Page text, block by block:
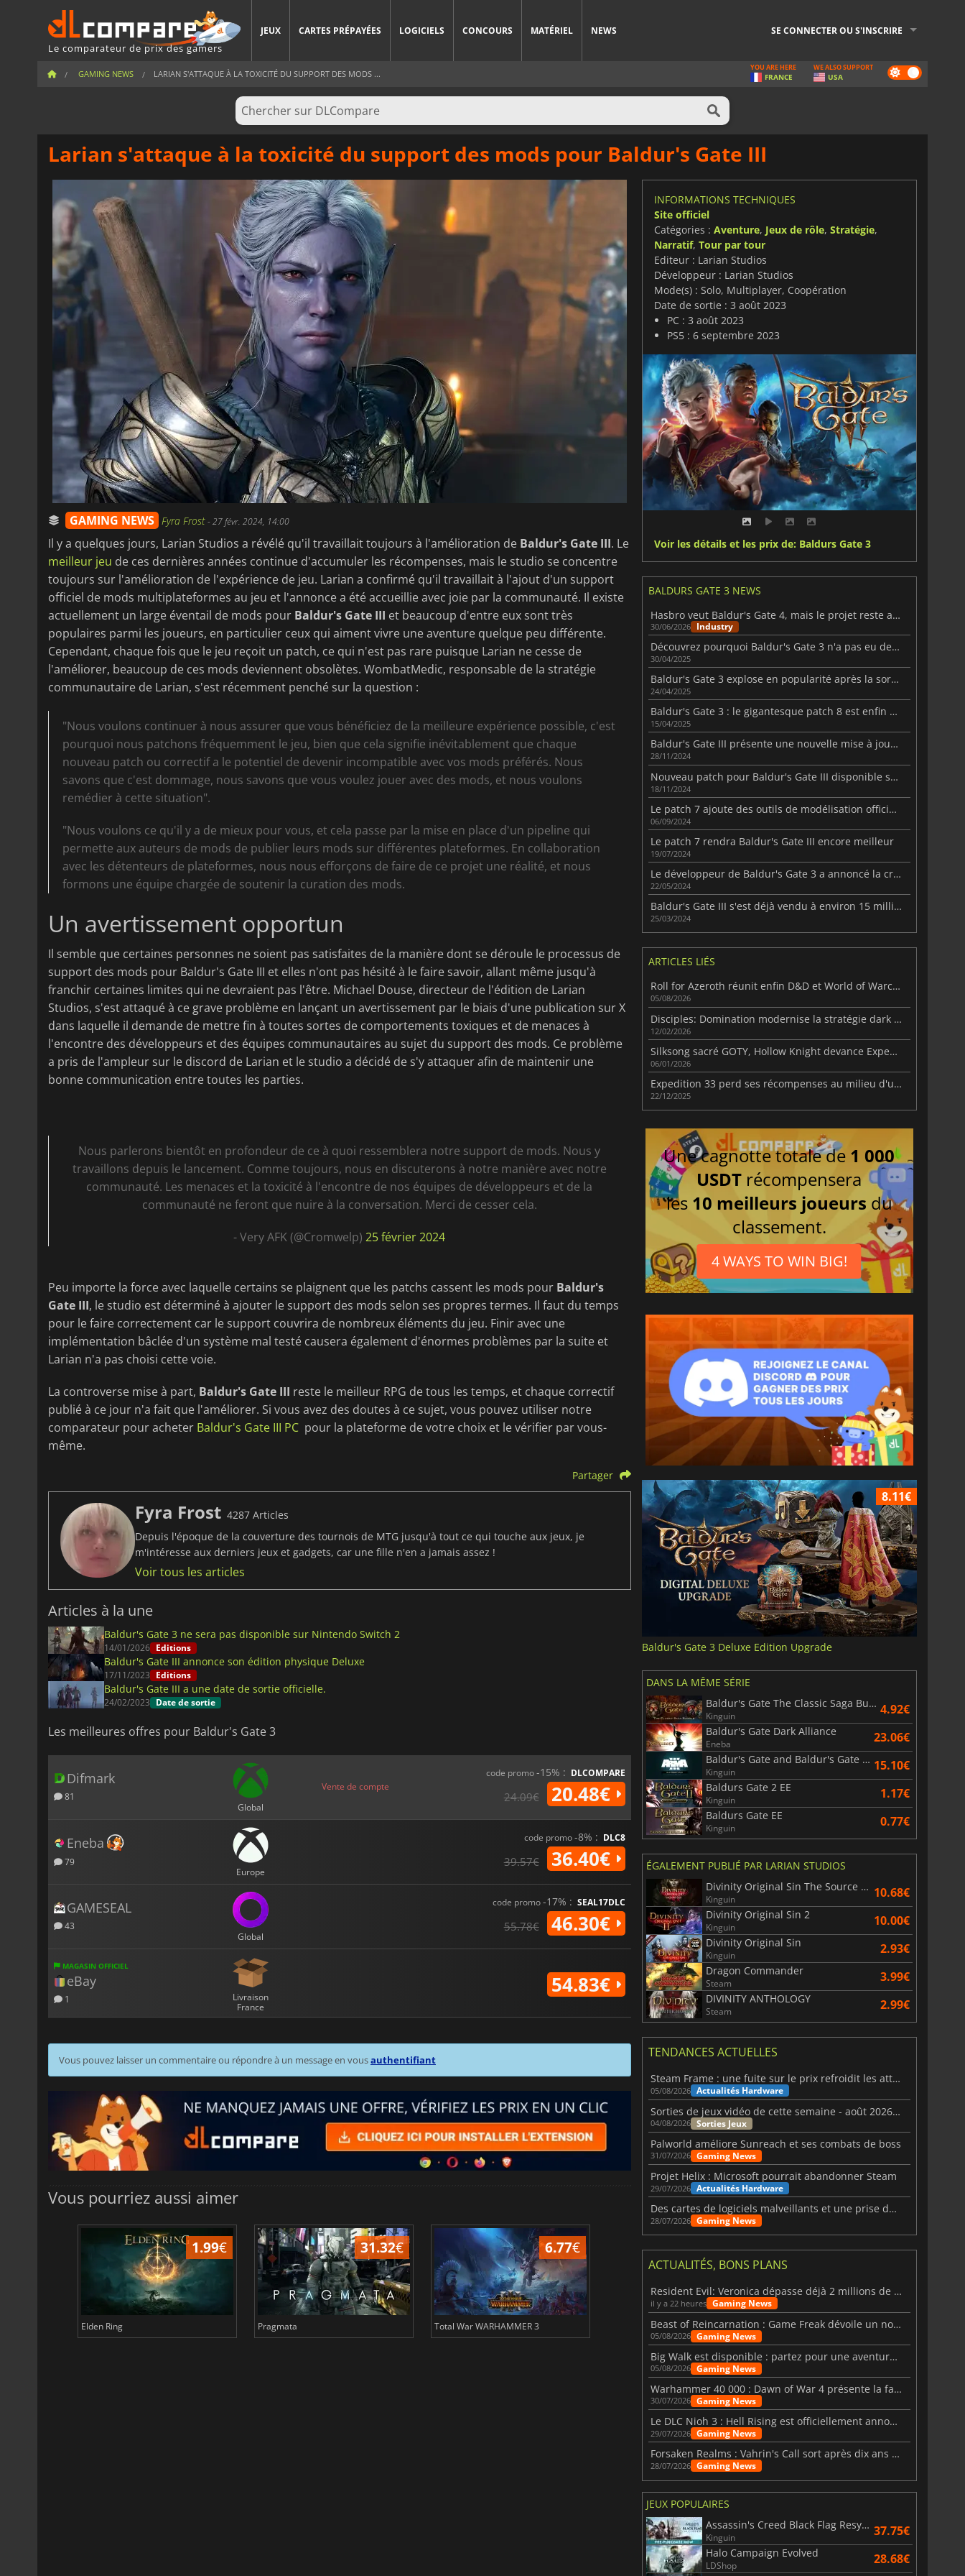
Le comparateur de prix des gamers
JEUX CARTES PRÉPAYÉES LOGICIELS CONCOURS MATÉRIEL NEWS SE CONNECTER OU S'INSCRIRE
GAMING NEWS LARIAN S'ATTAQUE À LA TOXICITÉ DU SUPPORT DES MODS ... Dark
mode
YOU ARE HERE
FRANCE
WE ALSO SUPPORT
USA
Larian s'attaque à la toxicité du support des mods pour Baldur's Gate III
GAMING NEWS Fyra Frost-27 févr. 2024, 14:00
Il y a quelques jours, Larian Studios a révélé qu'il travaillait toujours à l'amélioration de Baldur's Gate III. Le
meilleur jeu de ces dernières années continue d'accumuler les récompenses, mais le studio se concentre
toujours sur l'amélioration de l'expérience de jeu. Larian a confirmé qu'il travaillait à l'ajout d'un support
officiel de mods multiplateformes au jeu et l'annonce a été accueillie avec joie par la communauté. Il existe
actuellement un large éventail de mods pour Baldur's Gate III et beaucoup d'entre eux sont très
populaires parmi les joueurs, en particulier ceux qui aiment vivre une aventure quelque peu différente.
Cependant, chaque fois que le jeu reçoit un patch, ce qui n'est pas rare puisque Larian ne cesse de
l'améliorer, beaucoup de ces mods deviennent obsolètes. WombatMedic, responsable de la stratégie
communautaire de Larian, s'est récemment penché sur la question :
"Nous voulons continuer à nous assurer que vous bénéficiez de la meilleure expérience possible, c'est
pourquoi nous patchons fréquemment le jeu, bien que cela signifie inévitablement que chaque
nouveau patch ou correctif a le potentiel de devenir incompatible avec vos mods préférés. Nous
savons que c'est dommage, nous savons que vous voulez jouer avec des mods, et nous voulons
remédier à cette situation".
"Nous voulons ce qu'il y a de mieux pour vous, et cela passe par la mise en place d'un pipeline qui
permette aux auteurs de mods de publier leurs mods sur différentes plateformes. En collaboration
avec les détenteurs de plateformes, nous nous efforçons de faire de ce projet une réalité, et nous
formons une équipe chargée de soutenir la curation des mods.
Un avertissement opportun
Il semble que certaines personnes ne soient pas satisfaites de la manière dont se déroule le processus de
support des mods pour Baldur's Gate III et elles n'ont pas hésité à le faire savoir, allant même jusqu'à
franchir certaines limites qui ne devraient pas l'être. Michael Douse, directeur de l'édition de Larian
Studios, s'est attaqué à ce grave problème en lançant un avertissement par le biais d'une publication sur X
dans laquelle il demande de mettre fin à toutes sortes de comportements toxiques et de menaces à
l'encontre des développeurs et des équipes communautaires au sujet du support des mods. Ce problème
a pris de l'ampleur sur le discord de Larian et le studio a décidé de s'y attaquer afin de maintenir une
bonne communication entre toutes les parties.
Nous parlerons bientôt en profondeur de ce à quoi ressemblera notre support de mods. Nous y
travaillons depuis le lancement. Comme toujours, nous en discuterons à notre manière avec notre
communauté. Les menaces et la toxicité à l'encontre de nos équipes de développeurs et de la
communauté ne feront que nuire à la conversation. Merci de cesser cela.
- Very AFK (@Cromwelp)25 février 2024
Peu importe la force avec laquelle certains se plaignent que les patchs cassent les mods pour Baldur's
Gate III, le studio est déterminé à ajouter le support des mods selon ses propres termes. Il faut du temps
pour le faire correctement car le support couvrira de nombreux éléments du jeu. Finir avec une
implémentation bâclée d'un système mal testé causera également d'énormes problèmes par la suite et
Larian n'a pas choisi cette voie.
La controverse mise à part, Baldur's Gate III reste le meilleur RPG de tous les temps, et chaque correctif
publié à ce jour n'a fait que l'améliorer. Si vous avez des doutes à ce sujet, vous pouvez utiliser notre
comparateur pour acheter Baldur's Gate III PC pour la plateforme de votre choix et le vérifier par vous-
même.
Partager
Fyra Frost 4287 Articles
Depuis l'époque de la couverture des tournois de MTG jusqu'à tout ce qui touche aux jeux, je
m'intéresse aux derniers jeux et gadgets, car une fille n'en a jamais assez !
Voir tous les articles
Articles à la une
Baldur's Gate 3 ne sera pas disponible sur Nintendo Switch 2
14/01/2026 Editions
Baldur's Gate III annonce son édition physique Deluxe
17/11/2023 Editions
Baldur's Gate III a une date de sortie officielle.
24/02/2023 Date de sortie
Les meilleures offres pour Baldur's Gate 3
Difmark
81
Global
Vente de compte
code promo-15% : DLCOMPARE
24.09€ 20.48€
Eneba
79
Europe
code promo-8% : DLC8
39.57€ 36.40€
GAMESEAL
43
Global
code promo-17% : SEAL17DLC
55.78€ 46.30€
MAGASIN OFFICIEL
eBay
1
Livraison
France
54.83€
Vous pouvez laisser un commentaire ou répondre à un message en vousauthentifiant
Vous pourriez aussi aimer
1.99€
Elden Ring
31.32€
Pragmata
6.77€
Total War WARHAMMER 3
15.48€ 31.34
METAL GEAR SOLID DELTA SNAKE EATER
INFORMATIONS TECHNIQUES
Site officiel
Catégories : Aventure, Jeux de rôle, Stratégie,
Narratif, Tour par tour
Editeur : Larian Studios
Développeur : Larian Studios
Mode(s) : Solo, Multiplayer, Coopération
Date de sortie : 3 août 2023
PC : 3 août 2023
PS5 : 6 septembre 2023
Voir les détails et les prix de: Baldurs Gate 3
BALDURS GATE 3 NEWS
Hasbro veut Baldur's Gate 4, mais le projet reste au point mort
30/06/2026 Industry
Découvrez pourquoi Baldur's Gate 3 n'a pas eu de DLC après sa sortie.
30/04/2025
Baldur's Gate 3 explose en popularité après la sortie du très attendu Patch 8
24/04/2025
Baldur's Gate 3 : le gigantesque patch 8 est enfin disponible
15/04/2025
Baldur's Gate III présente une nouvelle mise à jour passionnante dans le patch 8
28/11/2024
Nouveau patch pour Baldur's Gate III disponible sur PS5 et Xbox Series X|S
18/11/2024
Le patch 7 ajoute des outils de modélisation officiels à Baldur's Gate III
06/09/2024
Le patch 7 rendra Baldur's Gate III encore meilleur
19/07/2024
Le développeur de Baldur's Gate 3 a annoncé la création d'un nouveau studio à Varsovie
22/05/2024
Baldur's Gate III s'est déjà vendu à environ 15 millions d'exemplaires
25/03/2024
ARTICLES LIÉS
Roll for Azeroth réunit enfin D&D et World of Warcraft
05/08/2026
Disciples: Domination modernise la stratégie dark fantasy
12/02/2026
Silksong sacré GOTY, Hollow Knight devance Expedition 33
06/01/2026
Expedition 33 perd ses récompenses au milieu d'une intense controverse sur l'IA
22/12/2025
Une cagnotte totale de 1 000
USDT récompensera
les 10 meilleurs joueurs du
classement.
4 WAYS TO WIN BIG!
8.11€
Baldur's Gate 3 Deluxe Edition Upgrade
DANS LA MÊME SÉRIE
Baldur's Gate The Classic Saga Bundle
Kinguin 4.92€
Baldur's Gate Dark Alliance
Eneba 23.06€
Baldur's Gate and Baldur's Gate II Enhanced Editions
Kinguin 15.10€
Baldurs Gate 2 EE
Kinguin 1.17€
Baldurs Gate EE
Kinguin 0.77€
ÉGALEMENT PUBLIÉ PAR LARIAN STUDIOS
Divinity Original Sin The Source Saga
Kinguin 10.68€
Divinity Original Sin 2
Kinguin 10.00€
Divinity Original Sin
Kinguin 2.93€
Dragon Commander
Steam 3.99€
DIVINITY ANTHOLOGY
Steam 2.99€
TENDANCES ACTUELLES
Steam Frame : une fuite sur le prix refroidit les attentes VR
05/08/2026 Actualités Hardware
Sorties de jeux vidéo de cette semaine - août 2026 (semaine 32)
04/08/2026 Sorties Jeux
Palworld améliore Sunreach et ses combats de boss
31/07/2026 Gaming News
Projet Helix : Microsoft pourrait abandonner Steam
29/07/2026 Actualités Hardware
Des cartes de logiciels malveillants et une prise de contrôle de Discord ont touché Meccha Chameleon
28/07/2026 Gaming News
ACTUALITÉS, BONS PLANS
Resident Evil: Veronica dépasse déjà 2 millions de wishlists
il y a 22 heures Gaming News
Beast of Reincarnation : Game Freak dévoile un nouveau pari
05/08/2026 Gaming News
Big Walk est disponible : partez pour une aventure entre amis
05/08/2026 Gaming News
Warhammer 40 000 : Dawn of War 4 présente la faction des Nécrons
30/07/2026 Gaming News
Le DLC Nioh 3 : Hell Rising est officiellement annoncé
29/07/2026 Gaming News
Forsaken Realms : Vahrin's Call sort après dix ans de développement
28/07/2026 Gaming News
JEUX POPULAIRES
Assassin's Creed Black Flag Resynced
Kinguin 37.75€
Halo Campaign Evolved
LDShop 28.68€